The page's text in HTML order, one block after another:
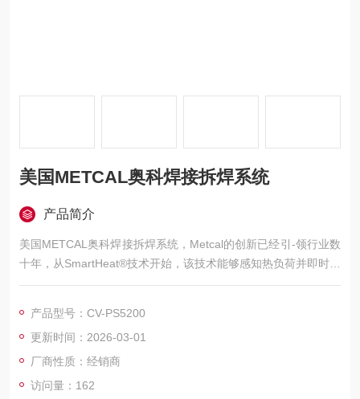
美国METCAL奥科焊接拆焊系统
产品简介
美国METCAL奥科焊接拆焊系统，Metcal的创新已经引-领行业数
十年，从SmartHeat®技术开始，该技术能够感知热负荷并即时按
需向焊点提供电力。嵌入式自调温加热器根据焊点的要求提供适
产品型号：CV-PS5200
更新时间：2026-03-01
厂商性质：经销商
访问量：162